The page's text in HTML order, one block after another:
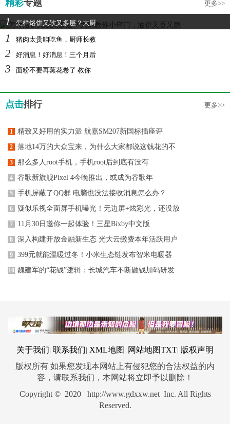
精彩专题 更多>>
1 怎样烙饼又软又多层？大厨
1 猪肉太贵咱吃鱼，厨师长教
2 好消息！好消息！三个月后
3 面粉不要再蒸花卷了 教你
点击排行 更多>>
1 精致又好用的实力派 航嘉SM207新国标插座评
2 落地14万的大众宝来，为什么大家都说这钱花的不
3 那么多人root手机，手机root后到底有没有
4 谷歌新旗舰Pixel 4今晚推出，或成为谷歌年
5 手机屏蔽了QQ群 电脑也没法接收消息怎么办？
6 疑似乐视全面屏手机曝光！无边屏+炫彩光，还没放
7 11月30日邀你一起体验！三星Bixby中文版
8 深入构建开放金融新生态 光大云缴费本年活跃用户
9 399元就能温暖过冬！小米生态链发布智米电暖器
10 魏建军的“花钱”逻辑：长城汽车不断砸钱加码研发
关于我们 联系我们 XML地图 网站地图TXT 版权声明
版权所有 如果您发现本网站上有侵犯您的合法权益的内
容，请联系我们，本网站将立即予以删除！
Copyright © 2020 http://www.gdxxw.net Inc. All Rights
Reserved.